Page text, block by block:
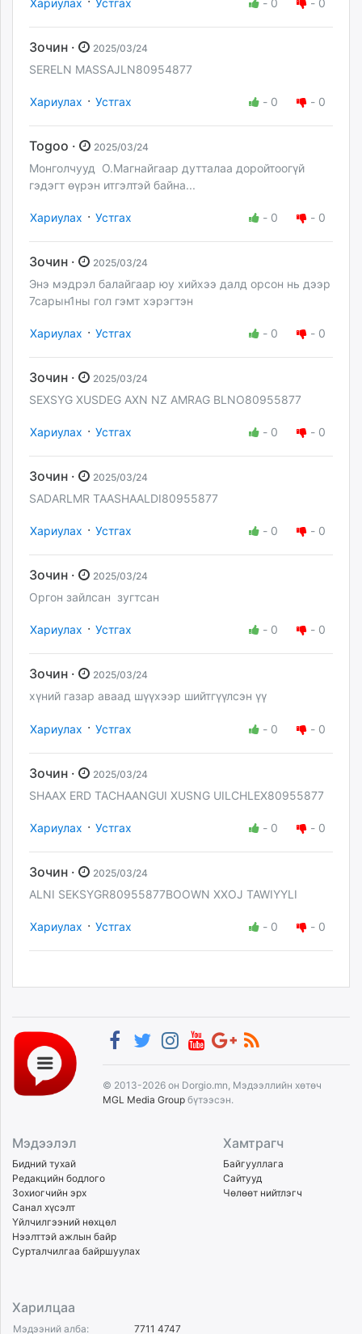
Зочин · 2025/03/24
SERELN MASSAJLN80954877
Хариулах · Устгах - 0 - 0
Togoo · 2025/03/24
Монголчууд О.Магнайгаар дутталаа доройтоогүй
гэдэгт өүрэн итгэлтэй байна...
Хариулах · Устгах - 0 - 0
Зочин · 2025/03/24
Энэ мэдрэл балайгаар юу хийхээ далд орсон нь дээр
7сарын1ны гол гэмт хэрэгтэн
Хариулах · Устгах - 0 - 0
Зочин · 2025/03/24
SEXSYG XUSDEG AXN NZ AMRAG BLNO80955877
Хариулах · Устгах - 0 - 0
Зочин · 2025/03/24
SADARLMR TAASHAALDI80955877
Хариулах · Устгах - 0 - 0
Зочин · 2025/03/24
Оргон зайлсан зугтсан
Хариулах · Устгах - 0 - 0
Зочин · 2025/03/24
хүний газар аваад шүүхээр шийтгүүлсэн үү
Хариулах · Устгах - 0 - 0
Зочин · 2025/03/24
SHAAX ERD TACHAANGUI XUSNG UILCHLEX80955877
Хариулах · Устгах - 0 - 0
Зочин · 2025/03/24
ALNI SEKSYGR80955877BOOWN XXOJ TAWIYYLI
Хариулах · Устгах - 0 - 0
© 2013-2026 он Dorgio.mn, Мэдээллийн хөтөч
MGL Media Group бүтээсэн.
Мэдээлэл
Бидний тухай
Редакцийн бодлого
Зохиогчийн эрх
Санал хүсэлт
Үйлчилгээний нөхцөл
Нээлттэй ажлын байр
Сурталчилгаа байршуулах
Хамтрагч
Байгууллага
Сайтууд
Чөлөөт нийтлэгч
Харилцаа
Мэдээний алба: 7711 4747